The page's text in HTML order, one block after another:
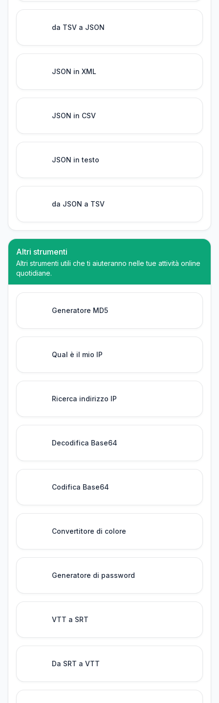
da TSV a JSON
JSON in XML
JSON in CSV
JSON in testo
da JSON a TSV
Altri strumenti
Altri strumenti utili che ti aiuteranno nelle tue attività online
quotidiane.
Generatore MD5
Qual è il mio IP
Ricerca indirizzo IP
Decodifica Base64
Codifica Base64
Convertitore di colore
Generatore di password
VTT a SRT
Da SRT a VTT